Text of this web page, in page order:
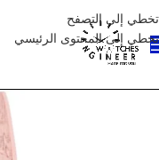
تخطي إلى التصفح
تخطي إلى المحتوى الرئيسي